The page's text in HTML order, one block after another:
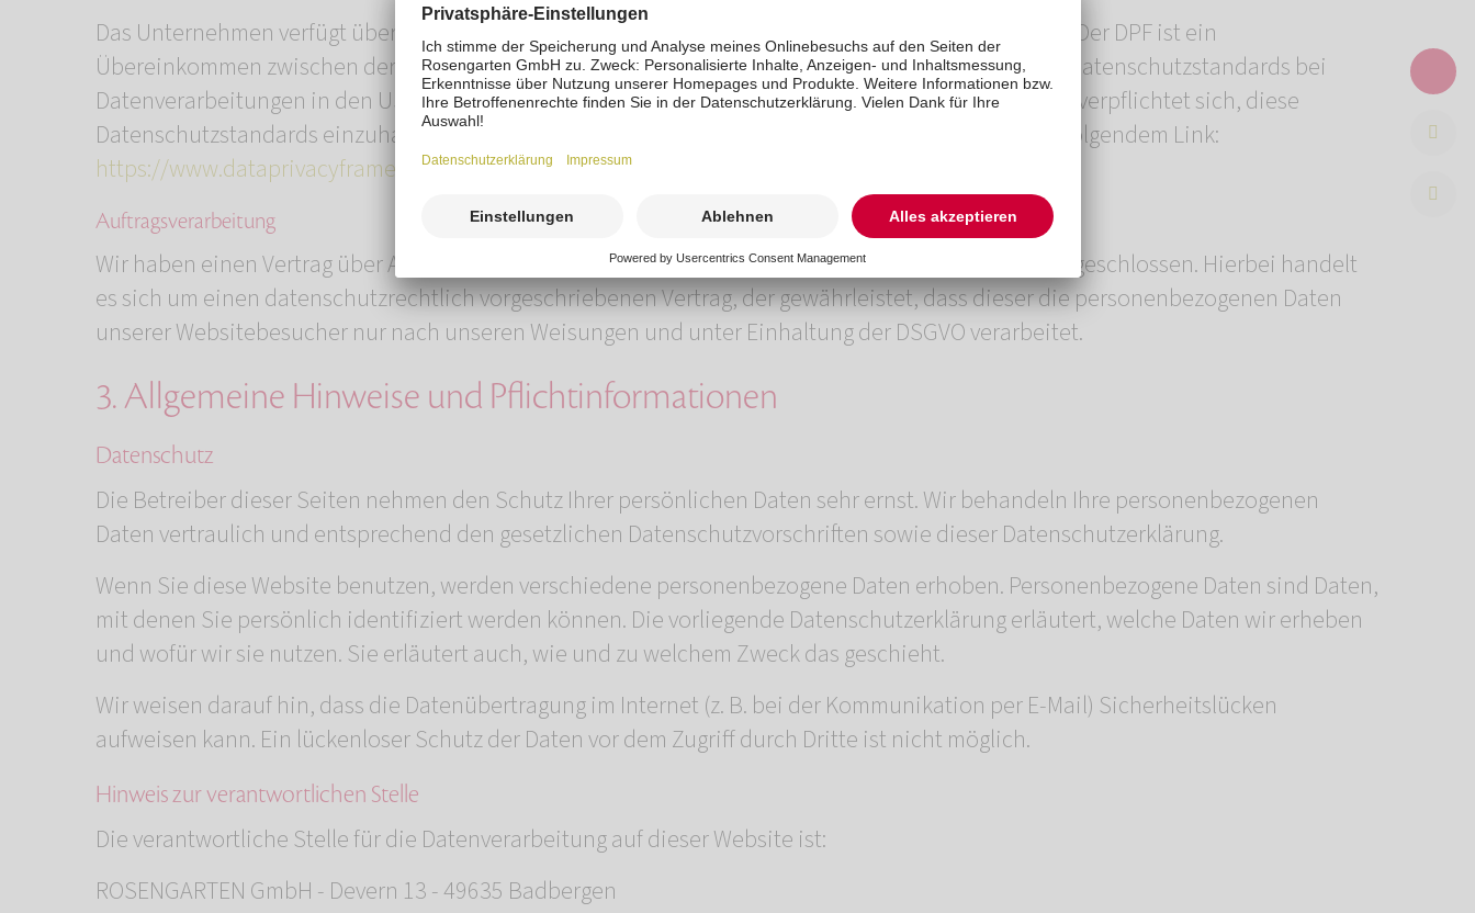
Das Unternehmen verfügt über eine Zertifizierung nach dem „EU-US Data Privacy Framework“ (DPF). Der DPF ist ein
Übereinkommen zwischen der Europäischen Union und den USA, der die Einhaltung europäischer Datenschutzstandards bei
Datenverarbeitungen in den USA gewährleisten soll. Jedes nach dem DPF zertifizierte Unternehmen verpflichtet sich, diese
Datenschutzstandards einzuhalten. Weitere Informationen hierzu erhalten Sie vom Anbieter unter folgendem Link:
https://www.dataprivacyframework.gov/participant/5776
Auftragsverarbeitung
Wir haben einen Vertrag über Auftragsverarbeitung (AVV) zur Nutzung des oben genannten Dienstes geschlossen. Hierbei handelt
es sich um einen datenschutzrechtlich vorgeschriebenen Vertrag, der gewährleistet, dass dieser die personenbezogenen Daten
unserer Websitebesucher nur nach unseren Weisungen und unter Einhaltung der DSGVO verarbeitet.
3. Allgemeine Hinweise und Pflicht­informationen
Datenschutz
Die Betreiber dieser Seiten nehmen den Schutz Ihrer persönlichen Daten sehr ernst. Wir behandeln Ihre personenbezogenen
Daten vertraulich und entsprechend den gesetzlichen Datenschutzvorschriften sowie dieser Datenschutzerklärung.
Wenn Sie diese Website benutzen, werden verschiedene personenbezogene Daten erhoben. Personenbezogene Daten sind Daten,
mit denen Sie persönlich identifiziert werden können. Die vorliegende Datenschutzerklärung erläutert, welche Daten wir erheben
und wofür wir sie nutzen. Sie erläutert auch, wie und zu welchem Zweck das geschieht.
Wir weisen darauf hin, dass die Datenübertragung im Internet (z. B. bei der Kommunikation per E-Mail) Sicherheitslücken
aufweisen kann. Ein lückenloser Schutz der Daten vor dem Zugriff durch Dritte ist nicht möglich.
Hinweis zur verantwortlichen Stelle
Die verantwortliche Stelle für die Datenverarbeitung auf dieser Website ist:
ROSENGARTEN GmbH - Devern 13 - 49635 Badbergen